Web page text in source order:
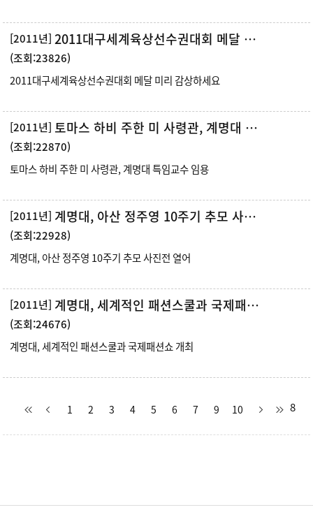
[2011년] 2011대구세계육상선수권대회 메달 미리 감상하세요
(조회:23826)
2011대구세계육상선수권대회 메달 미리 감상하세요
[2011년] 토마스 하비 주한 미 사령관, 계명대 특임교수 임용
(조회:22870)
토마스 하비 주한 미 사령관, 계명대 특임교수 임용
[2011년] 계명대, 아산 정주영 10주기 추모 사진전 열어
(조회:22928)
계명대, 아산 정주영 10주기 추모 사진전 열어
[2011년] 계명대, 세계적인 패션스쿨과 국제패션쇼 개최
(조회:24676)
계명대, 세계적인 패션스쿨과 국제패션쇼 개최
1 2 3 4 5 6 7 8
9 10